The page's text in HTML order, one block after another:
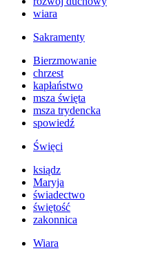
wiara
Sakramenty
Bierzmowanie
chrzest
kapłaństwo
msza święta
msza trydencka
spowiedź
Święci
ksiądz
Maryja
świadectwo
świętość
zakonnica
Wiara